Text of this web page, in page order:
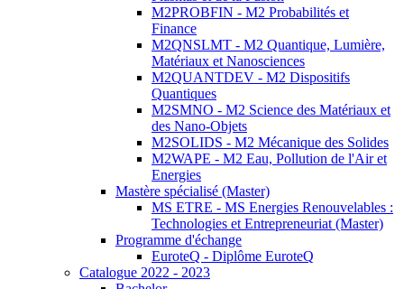
M2PROBFIN - M2 Probabilités et
Finance
M2QNSLMT - M2 Quantique, Lumière,
Matériaux et Nanosciences
M2QUANTDEV - M2 Dispositifs
Quantiques
M2SMNO - M2 Science des Matériaux et
des Nano-Objets
M2SOLIDS - M2 Mécanique des Solides
M2WAPE - M2 Eau, Pollution de l'Air et
Energies
Mastère spécialisé (Master)
MS ETRE - MS Energies Renouvelables :
Technologies et Entrepreneuriat (Master)
Programme d'échange
EuroteQ - Diplôme EuroteQ
Catalogue 2022 - 2023